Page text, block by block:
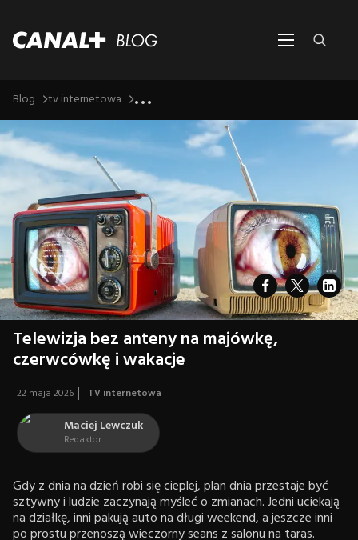
Blog tv internetowa ...
Telewizja bez anteny na majówkę,
czerwcówkę i wakacje
22 maja 2026 TV internetowa
Maciej Lewczuk
Redaktor
Gdy z dnia na dzień robi się cieplej, plan dnia przestaje być
sztywny i ludzie zaczynają myśleć o zmianach. Jedni uciekają
na działkę, inni pakują auto na długi weekend, a jeszcze inni
po prostu przenoszą wieczorny seans z salonu na taras.